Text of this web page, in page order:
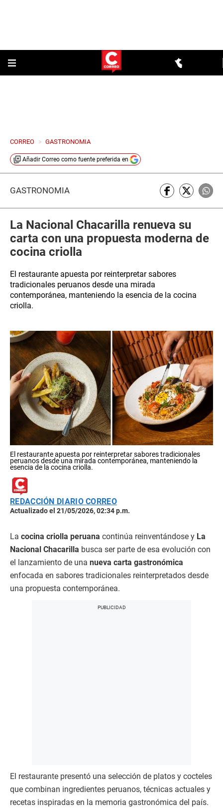
CORREO > GASTRONOMIA
Añadir Correo como fuente preferida en
GASTRONOMÍA
La Nacional Chacarilla renueva su
carta con una propuesta moderna de
cocina criolla
El restaurante apuesta por reinterpretar sabores
tradicionales peruanos desde una mirada
contemporánea, manteniendo la esencia de la cocina
criolla.
El restaurante apuesta por reinterpretar sabores tradicionales
peruanos desde una mirada contemporánea, manteniendo la
esencia de la cocina criolla.
REDACCIÓN DIARIO CORREO
Actualizado el 21/05/2026, 02:34 p.m.
La cocina criolla peruana continúa reinventándose y La
Nacional Chacarilla busca ser parte de esa evolución con
el lanzamiento de una nueva carta gastronómica
enfocada en sabores tradicionales reinterpretados desde
una propuesta contemporánea.
El restaurante presentó una selección de platos y cocteles
que combinan ingredientes peruanos, técnicas actuales y
recetas inspiradas en la memoria gastronómica del país.